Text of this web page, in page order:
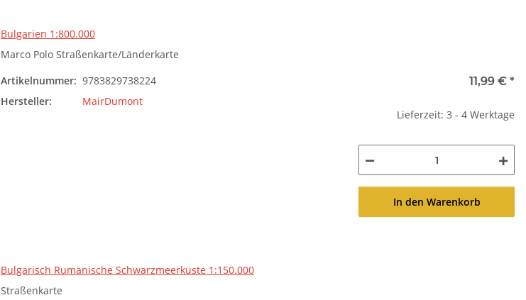
Bulgarien 1:800.000
Marco Polo Straßenkarte/Länderkarte
Artikelnummer: 9783829738224
Hersteller:
MairDumont
11,99 € *
Lieferzeit: 3 - 4 Werktage
In den Warenkorb
Bulgarisch Rumänische Schwarzmeerküste 1:150.000
Straßenkarte